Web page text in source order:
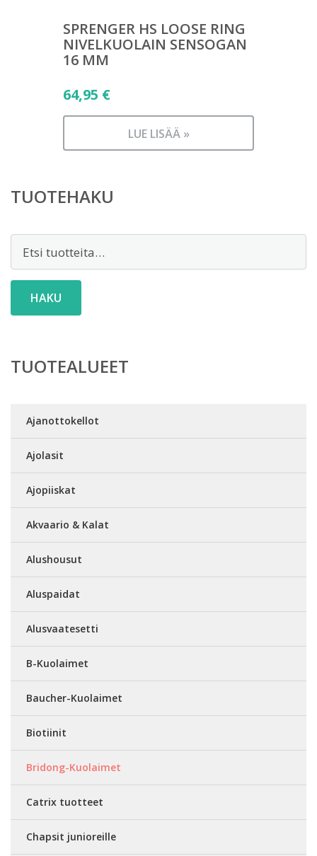
SPRENGER HS LOOSE RING
NIVELKUOLAIN SENSOGAN
16 MM
64,95 €
LUE LISÄÄ »
TUOTEHAKU
HAKU
TUOTEALUEET
Ajanottokellot
Ajolasit
Ajopiiskat
Akvaario & Kalat
Alushousut
Aluspaidat
Alusvaatesetti
B-Kuolaimet
Baucher-Kuolaimet
Biotiinit
Bridong-Kuolaimet
Catrix tuotteet
Chapsit junioreille